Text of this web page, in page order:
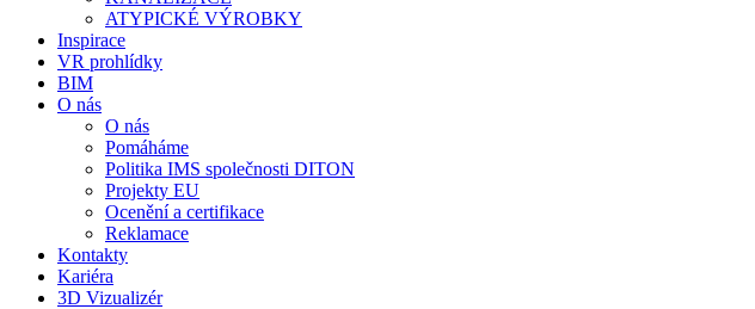
ATYPICKÉ VÝROBKY
Inspirace
VR prohlídky
BIM
O nás
O nás
Pomáháme
Politika IMS společnosti DITON
Projekty EU
Ocenění a certifikace
Reklamace
Kontakty
Kariéra
3D Vizualizér